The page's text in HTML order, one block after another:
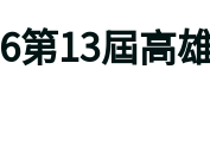
第13屆高